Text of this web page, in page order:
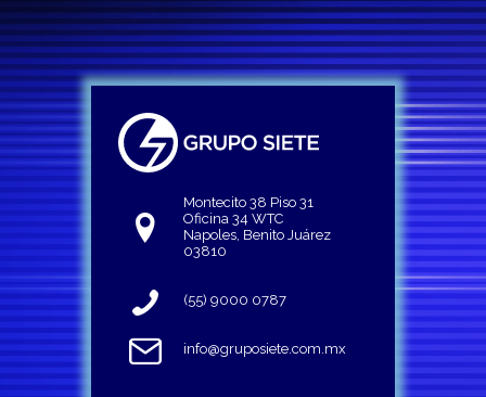
Montecito 38 Piso 31
Oficina 34 WTC
Napoles, Benito Juárez
03810
(55) 9000 0787
info@gruposiete.com.mx